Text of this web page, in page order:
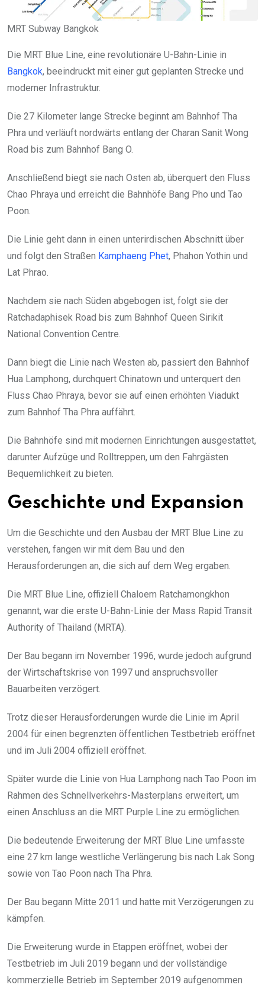
MRT Subway Bangkok
Die MRT Blue Line, eine revolutionäre U-Bahn-Linie in
Bangkok, beeindruckt mit einer gut geplanten Strecke und
moderner Infrastruktur.
Die 27 Kilometer lange Strecke beginnt am Bahnhof Tha
Phra und verläuft nordwärts entlang der Charan Sanit Wong
Road bis zum Bahnhof Bang O.
Anschließend biegt sie nach Osten ab, überquert den Fluss
Chao Phraya und erreicht die Bahnhöfe Bang Pho und Tao
Poon.
Die Linie geht dann in einen unterirdischen Abschnitt über
und folgt den Straßen Kamphaeng Phet, Phahon Yothin und
Lat Phrao.
Nachdem sie nach Süden abgebogen ist, folgt sie der
Ratchadaphisek Road bis zum Bahnhof Queen Sirikit
National Convention Centre.
Dann biegt die Linie nach Westen ab, passiert den Bahnhof
Hua Lamphong, durchquert Chinatown und unterquert den
Fluss Chao Phraya, bevor sie auf einen erhöhten Viadukt
zum Bahnhof Tha Phra auffährt.
Die Bahnhöfe sind mit modernen Einrichtungen ausgestattet,
darunter Aufzüge und Rolltreppen, um den Fahrgästen
Bequemlichkeit zu bieten.
Geschichte und Expansion
Um die Geschichte und den Ausbau der MRT Blue Line zu
verstehen, fangen wir mit dem Bau und den
Herausforderungen an, die sich auf dem Weg ergaben.
Die MRT Blue Line, offiziell Chaloem Ratchamongkhon
genannt, war die erste U-Bahn-Linie der Mass Rapid Transit
Authority of Thailand (MRTA).
Der Bau begann im November 1996, wurde jedoch aufgrund
der Wirtschaftskrise von 1997 und anspruchsvoller
Bauarbeiten verzögert.
Trotz dieser Herausforderungen wurde die Linie im April
2004 für einen begrenzten öffentlichen Testbetrieb eröffnet
und im Juli 2004 offiziell eröffnet.
Später wurde die Linie von Hua Lamphong nach Tao Poon im
Rahmen des Schnellverkehrs-Masterplans erweitert, um
einen Anschluss an die MRT Purple Line zu ermöglichen.
Die bedeutende Erweiterung der MRT Blue Line umfasste
eine 27 km lange westliche Verlängerung bis nach Lak Song
sowie von Tao Poon nach Tha Phra.
Der Bau begann Mitte 2011 und hatte mit Verzögerungen zu
kämpfen.
Die Erweiterung wurde in Etappen eröffnet, wobei der
Testbetrieb im Juli 2019 begann und der vollständige
kommerzielle Betrieb im September 2019 aufgenommen